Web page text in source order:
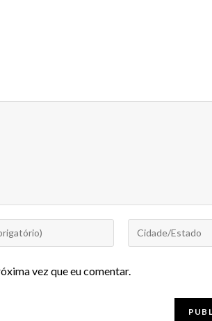
vez que eu comentar.